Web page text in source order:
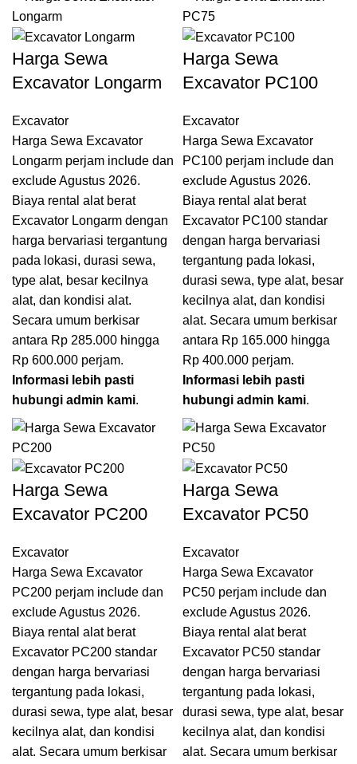
Harga Sewa
Excavator Longarm
Excavator
Harga Sewa Excavator
Longarm perjam include dan
exclude Agustus 2026.
Biaya rental alat berat
Excavator Longarm dengan
harga bervariasi tergantung
pada lokasi, durasi sewa,
type alat, besar kecilnya
alat, dan kondisi alat.
Secara umum berkisar
antara Rp 285.000 hingga
Rp 600.000 perjam.
Informasi lebih pasti
hubungi admin kami.
Harga Sewa
Excavator PC100
Excavator
Harga Sewa Excavator
PC100 perjam include dan
exclude Agustus 2026.
Biaya rental alat berat
Excavator PC100 standar
dengan harga bervariasi
tergantung pada lokasi,
durasi sewa, type alat, besar
kecilnya alat, dan kondisi
alat. Secara umum berkisar
antara Rp 165.000 hingga
Rp 400.000 perjam.
Informasi lebih pasti
hubungi admin kami.
Harga Sewa
Excavator PC200
Excavator
Harga Sewa Excavator
PC200 perjam include dan
exclude Agustus 2026.
Biaya rental alat berat
Excavator PC200 standar
dengan harga bervariasi
tergantung pada lokasi,
durasi sewa, type alat, besar
kecilnya alat, dan kondisi
alat. Secara umum berkisar
Harga Sewa
Excavator PC50
Excavator
Harga Sewa Excavator
PC50 perjam include dan
exclude Agustus 2026.
Biaya rental alat berat
Excavator PC50 standar
dengan harga bervariasi
tergantung pada lokasi,
durasi sewa, type alat, besar
kecilnya alat, dan kondisi
alat. Secara umum berkisar